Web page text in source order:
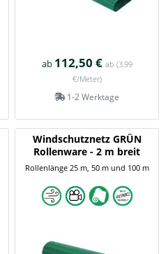
ab 112,50 € ab (3,99
€/Meter)
1-2 Werktage
Windschutznetz GRÜN
Rollenware - 2 m breit
Rollenlänge 25 m, 50 m und 100 m